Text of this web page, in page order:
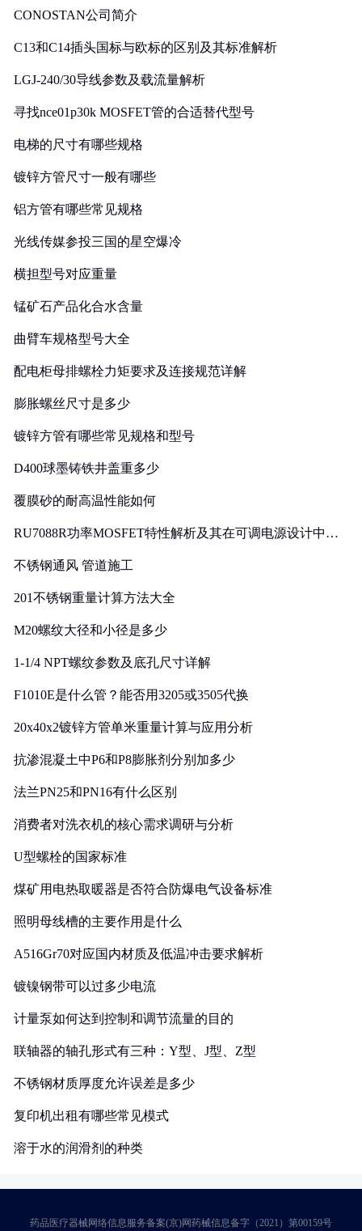
CONOSTAN公司简介
C13和C14插头国标与欧标的区别及其标准解析
LGJ-240/30导线参数及载流量解析
寻找nce01p30k MOSFET管的合适替代型号
电梯的尺寸有哪些规格
镀锌方管尺寸一般有哪些
铝方管有哪些常见规格
光线传媒参投三国的星空爆冷
横担型号对应重量
锰矿石产品化合水含量
曲臂车规格型号大全
配电柜母排螺栓力矩要求及连接规范详解
膨胀螺丝尺寸是多少
镀锌方管有哪些常见规格和型号
D400球墨铸铁井盖重多少
覆膜砂的耐高温性能如何
RU7088R功率MOSFET特性解析及其在可调电源设计中的
不锈钢通风 管道施工
201不锈钢重量计算方法大全
M20螺纹大径和小径是多少
1-1/4 NPT螺纹参数及底孔尺寸详解
F1010E是什么管？能否用3205或3505代换
20x40x2镀锌方管单米重量计算与应用分析
抗渗混凝土中P6和P8膨胀剂分别加多少
法兰PN25和PN16有什么区别
消费者对洗衣机的核心需求调研与分析
U型螺栓的国家标准
煤矿用电热取暖器是否符合防爆电气设备标准
照明母线槽的主要作用是什么
A516Gr70对应国内材质及低温冲击要求解析
镀镍钢带可以过多少电流
计量泵如何达到控制和调节流量的目的
联轴器的轴孔形式有三种：Y型、J型、Z型
不锈钢材质厚度允许误差是多少
复印机出租有哪些常见模式
溶于水的润滑剂的种类
药品医疗器械网络信息服务备案(京)网药械信息备字（2021）第00159号